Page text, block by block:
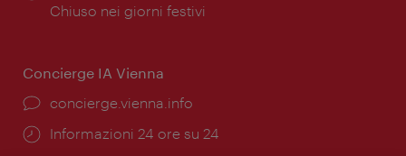
di
Chiuso nei giorni festivi
Concierge IA Vienna
Ort:
concierge.vienna.info
Öffnungszeiten:
Informazioni 24 ore su 24